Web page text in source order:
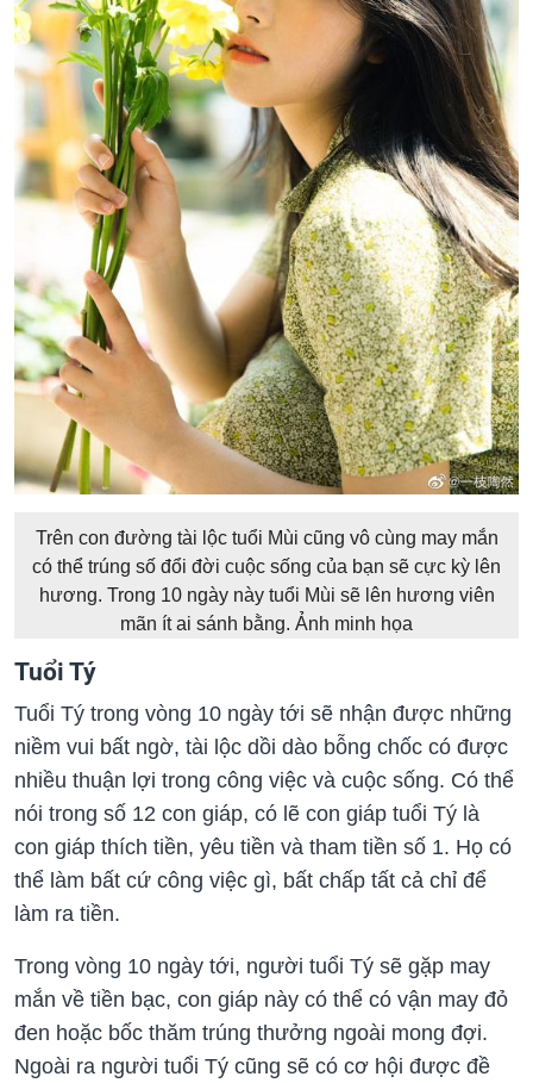
Trên con đường tài lộc tuổi Mùi cũng vô cùng may mắn
có thể trúng số đổi đời cuộc sống của bạn sẽ cực kỳ lên
hương. Trong 10 ngày này tuổi Mùi sẽ lên hương viên
mãn ít ai sánh bằng. Ảnh minh họa
Tuổi Tý
Tuổi Tý trong vòng 10 ngày tới sẽ nhận được những
niềm vui bất ngờ, tài lộc dồi dào bỗng chốc có được
nhiều thuận lợi trong công việc và cuộc sống. Có thể
nói trong số 12 con giáp, có lẽ con giáp tuổi Tý là
con giáp thích tiền, yêu tiền và tham tiền số 1. Họ có
thể làm bất cứ công việc gì, bất chấp tất cả chỉ để
làm ra tiền.
Trong vòng 10 ngày tới, người tuổi Tý sẽ gặp may
mắn về tiền bạc, con giáp này có thể có vận may đỏ
đen hoặc bốc thăm trúng thưởng ngoài mong đợi.
Ngoài ra người tuổi Tý cũng sẽ có cơ hội được đề